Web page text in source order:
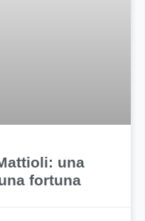
una
fortuna